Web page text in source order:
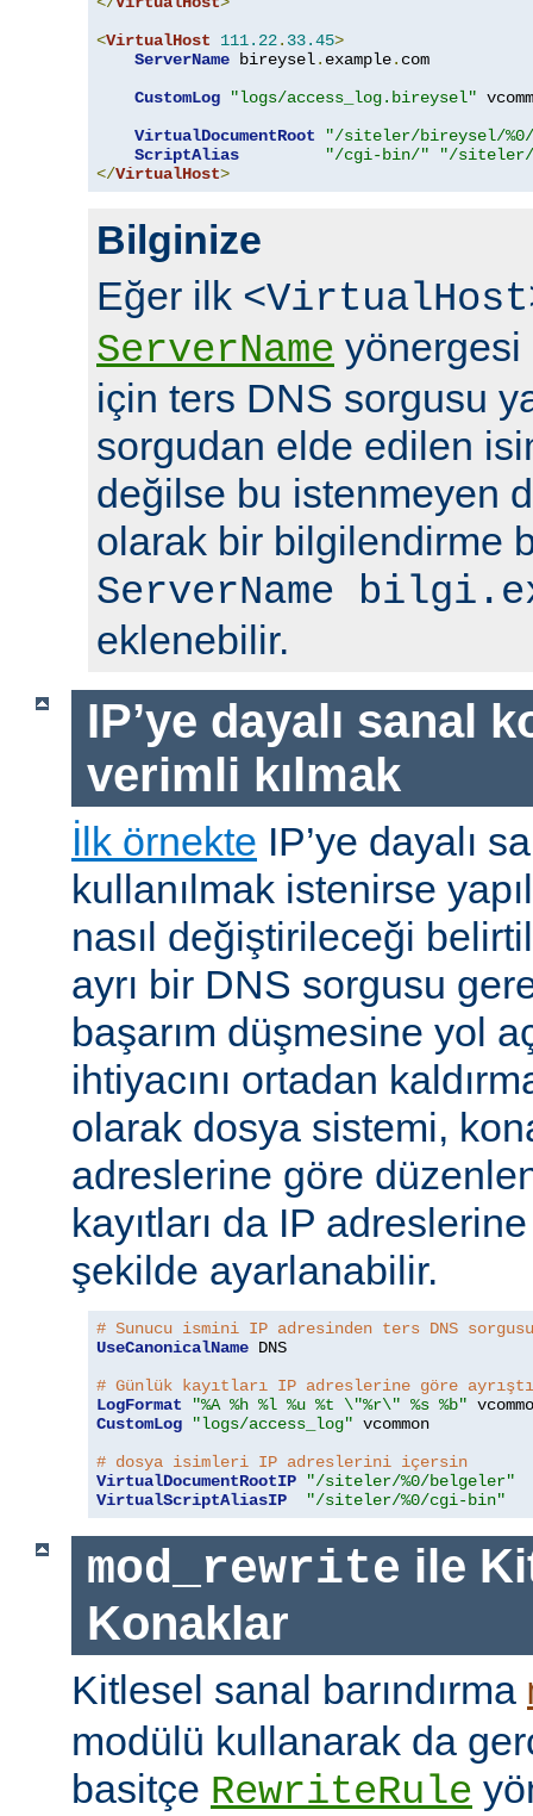
<VirtualHost 111.22. 33.45>
ServerName bireysel. example. com
CustomLog
"logs/access_log.bireysel"
VirtualDocumentRoot
"/siteler/bireysel/
ScriptAlias
"/cgi-bin/"
"/
</VirtualHost>
Bilginize
Eğer ilk
ServerName yönergesi
için ters DNS sorgusu
sorgudan elde edilen
değilse bu istenmeyen
olarak bir bilgilendirme
ServerName
eklenebilir.
IP’ye dayalı sanal
verimli kılmak
İlk örnekte IP’ye dayalı
kullanılmak istenirse
nasıl değiştirileceği
ayrı bir DNS sorgusu
başarım düşmesine yol
ihtiyacını ortadan
olarak dosya sistemi,
adreslerine göre
kayıtları da IP
şekilde ayarlanabilir.
# Sunucu ismini IP adresinden ters DNS
UseCanonicalName DNS
# Günlük kayıtları IP adreslerine göre
LogFormat
"%A %h %l %u %t \"%r\" %s %b"
CustomLog
"logs/access_log" vcommon
# dosya isimleri IP adreslerini içersin
VirtualDocumentRootIP
"/siteler/%0/belgeler"
VirtualScriptAliasIP
"/siteler/%0/cgi-bin"
mod_rewrite ile
Konaklar
Kitlesel sanal barındırma
modülü kullanarak da
basitçe RewriteRule